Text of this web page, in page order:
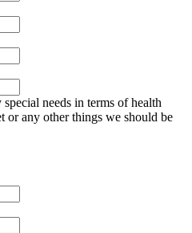
needs in terms of health
or any other things we should be